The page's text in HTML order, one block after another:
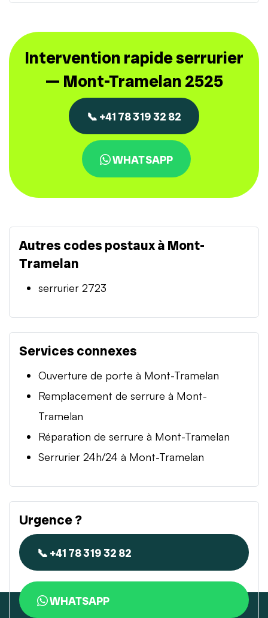
Intervention rapide serrurier
— Mont-Tramelan 2525
📞 +41 78 319 32 82
WHATSAPP
Autres codes postaux à Mont-
Tramelan
serrurier 2723
Services connexes
Ouverture de porte à Mont-Tramelan
Remplacement de serrure à Mont-
Tramelan
Réparation de serrure à Mont-Tramelan
Serrurier 24h/24 à Mont-Tramelan
Urgence ?
📞 +41 78 319 32 82
WHATSAPP